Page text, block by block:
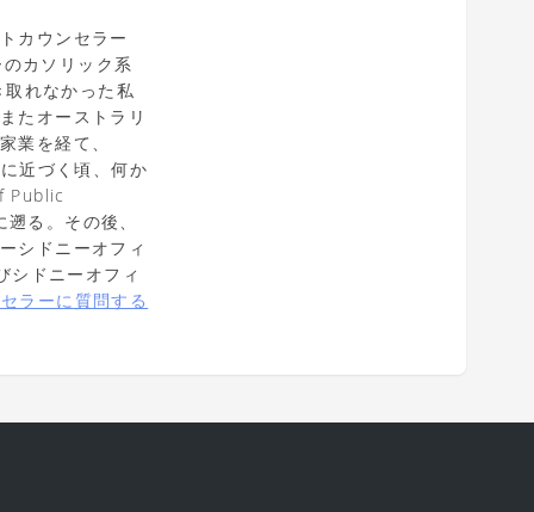
カウンセラー
カソリック系
れなかった私
たオーストラリ
業を経て、
近づく頃、何か
Public
る。その後、
シドニーオフィ
シドニーオフィ
ラーに質問する